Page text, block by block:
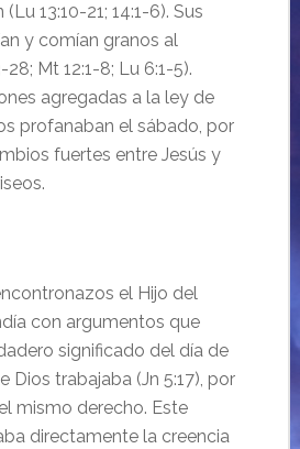
13:10-21; 14:1-6). Sus
y comían granos al
Mt 12:1-8; Lu 6:1-5).
agregadas a la ley de
profanaban el sábado, por
fuertes entre Jesús y
el Hijo del
con argumentos que
significado del día de
Dios trabajaba (Jn 5:17), por
mismo derecho. Este
directamente la creencia